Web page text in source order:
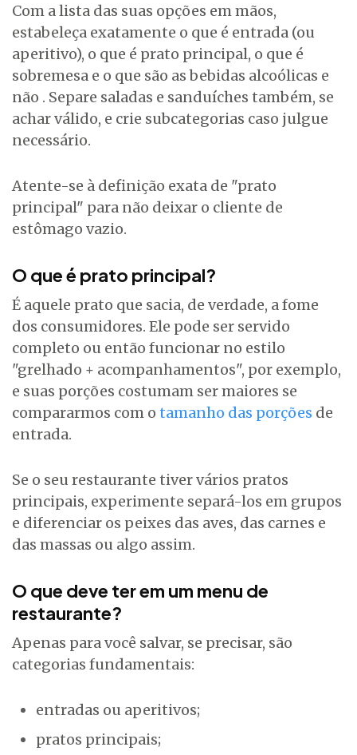
Com a lista das suas opções em mãos,
estabeleça exatamente o que é entrada (ou
aperitivo), o que é prato principal, o que é
sobremesa e o que são as bebidas alcoólicas e
não . Separe saladas e sanduíches também, se
achar válido, e crie subcategorias caso julgue
necessário.
Atente-se à definição exata de "prato
principal" para não deixar o cliente de
estômago vazio.
O que é prato principal?
É aquele prato que sacia, de verdade, a fome
dos consumidores. Ele pode ser servido
completo ou então funcionar no estilo
"grelhado + acompanhamentos", por exemplo,
e suas porções costumam ser maiores se
compararmos com o tamanho das porções de
entrada.
Se o seu restaurante tiver vários pratos
principais, experimente separá-los em grupos
e diferenciar os peixes das aves, das carnes e
das massas ou algo assim.
O que deve ter em um menu de
restaurante?
Apenas para você salvar, se precisar, são
categorias fundamentais:
entradas ou aperitivos;
pratos principais;